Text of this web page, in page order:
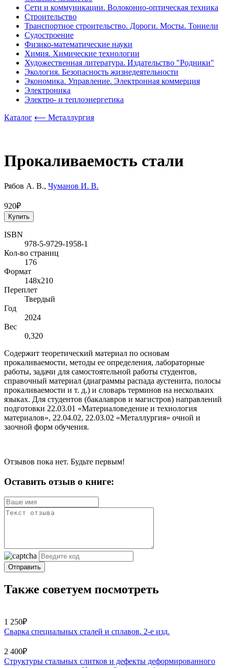
Сети и коммуникации. Волоконно-оптическая техника
Строительство
Транспортное строительство. Дороги. Мосты. Тоннели
Судостроение
Физико-математические науки
Химия. Химические технологии
Художественная литература. Издательство "Родники"
Экология. Безопасность жизнедеятельности
Экономика. Управление. Электронная коммерция
Электроника
Электро- и теплоэнергетика
Каталог ⟵ Металлургия
Прокаливаемость стали
Рябов А. В., Чуманов И. В.
920₽
Купить
ISBN
978-5-9729-1958-1
Кол-во страниц
176
Формат
148х210
Переплет
Твердый
Год
2024
Вес
0,320
Содержит теоретический материал по основам
прокаливаемости, методы ее определения, лабораторные
работы, задачи для самостоятельной работы студентов,
справочный материал (диаграммы распада аустенита, полосы
прокаливаемости и т. д.) и словарь терминов на нескольких
языках. Для студентов (бакалавров и магистров) направлений
подготовки 22.03.01 «Материаловедение и технология
материалов», 22.04.02, 22.03.02 «Металлургия» очной и
заочной форм обучения.
Отзывов пока нет. Будьте первым!
Оставить отзыв о книге:
Отправить
Также советуем посмотреть
1 250₽
Сварка специальных сталей и сплавов. 2-е изд.
2 400₽
Структуры стальных слитков и дефекты деформированного